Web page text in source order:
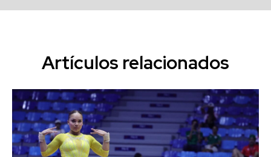
Artículos relacionados